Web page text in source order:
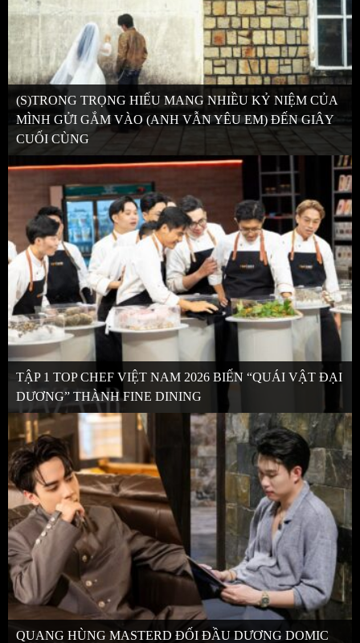
(S)TRONG TRỌNG HIẾU MANG NHIỀU KỶ NIỆM CỦA
MÌNH GỬI GẮM VÀO (ANH VẪN YÊU EM) ĐẾN GIÂY
CUỐI CÙNG
TẬP 1 TOP CHEF VIỆT NAM 2026 BIẾN “QUÁI VẬT ĐẠI
DƯƠNG” THÀNH FINE DINING
QUANG HÙNG MASTERD ĐỐI ĐẦU DƯƠNG DOMIC